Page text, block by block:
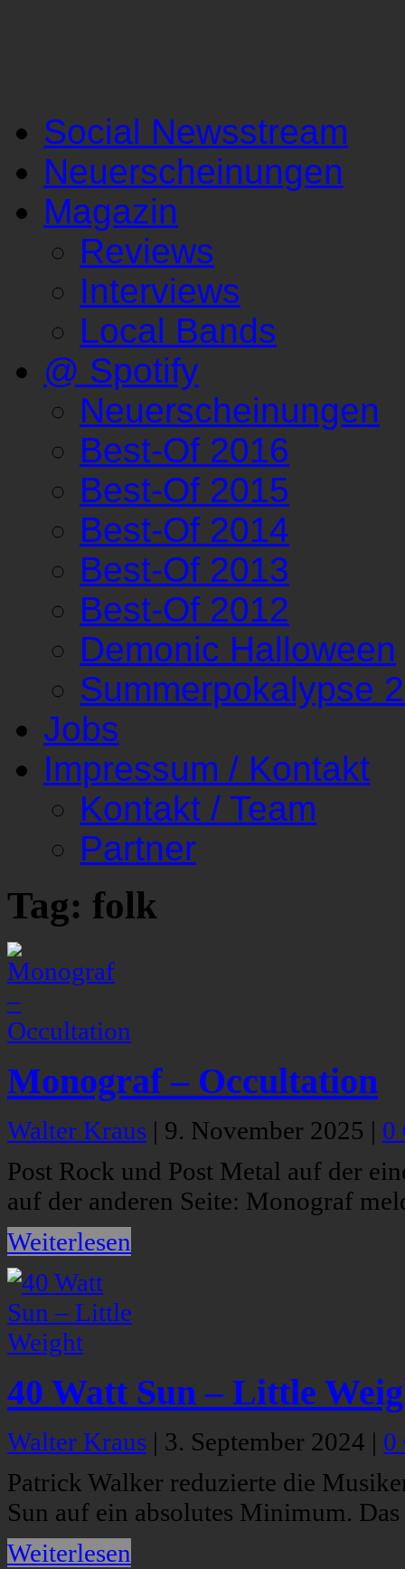
Social Newsstream
Neuerscheinungen
Magazin
Reviews
Interviews
Local Bands
@ Spotify
Neuerscheinungen
Best-Of 2016
Best-Of 2015
Best-Of 2014
Best-Of 2013
Best-Of 2012
Demonic Halloween
Summerpokalypse
Jobs
Impressum / Kontakt
Kontakt / Team
Partner
Tag: folk
Monograf – Occultation
Walter Kraus | 9. November 2025 | 0
Post Rock und Post Metal auf der
auf der anderen Seite: Monograf
Weiterlesen
40 Watt Sun – Little
Walter Kraus | 3. September 2024 | 0
Patrick Walker reduzierte die
Sun auf ein absolutes Minimum.
Weiterlesen